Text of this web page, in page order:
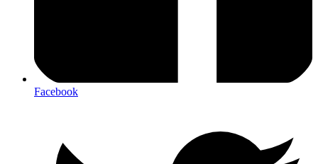
Facebook